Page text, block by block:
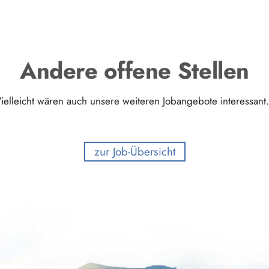
Andere offene Stellen
wären auch unsere weiteren Jobangebote
zur Job-Übersicht